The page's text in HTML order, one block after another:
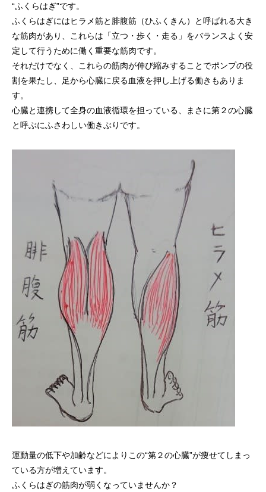
“ふくらはぎ”です。
ふくらはぎにはヒラメ筋と腓腹筋（ひふくきん）と呼ばれる大き
な筋肉があり、これらは「立つ・歩く・走る」をバランスよく安
定して行うために働く重要な筋肉です。
それだけでなく、これらの筋肉が伸び縮みすることでポンプの役
割を果たし、足から心臓に戻る血液を押し上げる働きもありま
す。
心臓と連携して全身の血液循環を担っている、まさに第２の心臓
と呼ぶにふさわしい働きぶりです。
運動量の低下や加齢などによりこの“第２の心臓”が痩せてしまっ
ている方が増えています。
ふくらはぎの筋肉が弱くなっていませんか？